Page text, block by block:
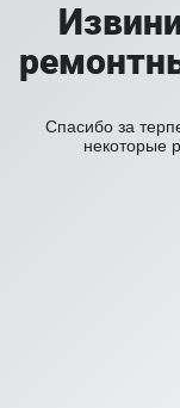
Спасибо за
некоторые